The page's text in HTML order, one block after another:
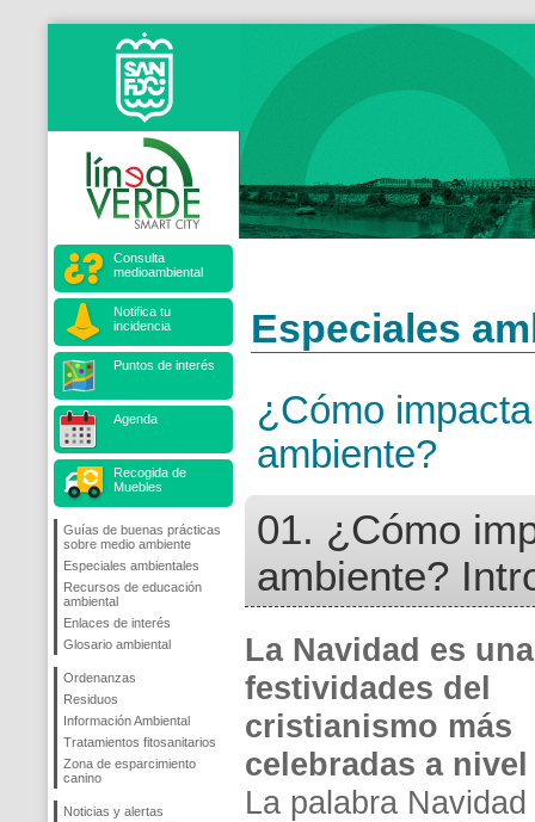
Consulta
medioambiental
Notifica tu
incidencia
Puntos de interés
Agenda
Recogida de
Muebles
Guías de buenas prácticas
sobre medio ambiente
Especiales ambientales
Recursos de educación
ambiental
Enlaces de interés
Glosario ambiental
Ordenanzas
Residuos
Información Ambiental
Tratamientos fitosanitarios
Zona de esparcimiento
canino
Noticias y alertas
Especiales
¿Cómo
ambiente?
01. ¿Cómo
ambiente?
La Navidad es
festividades del
cristianismo más
celebradas a
La palabra